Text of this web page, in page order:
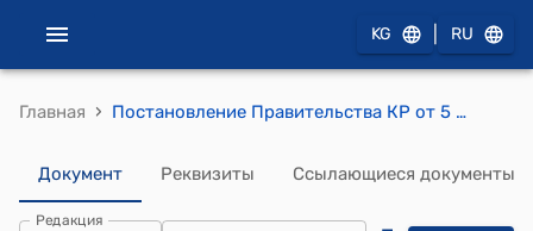
KG RU
Главная › Постановление Правительства КР от 5 октября 2005 года № 472 " О проекте Закона Кыргызской Республики "О ратификации Соглашения о сотрудничестве государств-участников Содружества Независимых Государств в борьбе с преступностью на транспорте, подписанного 15 сентября 2004 года в городе Астана"
Документ Реквизиты Ссылающиеся документы
Редакция